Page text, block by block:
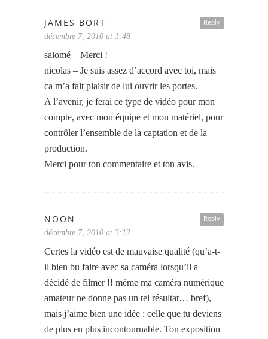
Reply
JAMES BORT
décembre 7, 2010 at 1:48
salomé – Merci !
nicolas – Je suis assez d’accord avec toi, mais
ca m’a fait plaisir de lui ouvrir les portes.
A l’avenir, je ferai ce type de vidéo pour mon
compte, avec mon équipe et mon matériel, pour
contrôler l’ensemble de la captation et de la
production.
Merci pour ton commentaire et ton avis.
Reply
NOON
décembre 7, 2010 at 3:12
Certes la vidéo est de mauvaise qualité (qu’a-t-
il bien bu faire avec sa caméra lorsqu’il a
décidé de filmer !! même ma caméra numérique
amateur ne donne pas un tel résultat… bref),
mais j’aime bien une idée : celle que tu deviens
de plus en plus incontournable. Ton exposition